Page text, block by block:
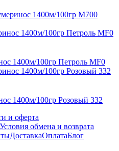
1400м/100гр М700
1400м/100гр Петроль MF0
1400м/100гр Розовый 332
и оферта
Условия обмена и возврата
ДоставкаОплатаБлог